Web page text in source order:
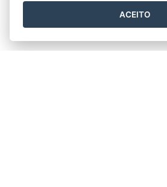
ACEITO